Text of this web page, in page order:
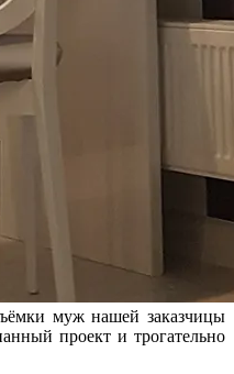
муж нашей заказчицы
проект и трогательно